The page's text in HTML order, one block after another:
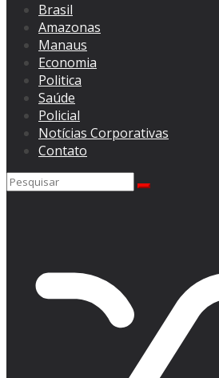
Brasil
Amazonas
Manaus
Economia
Politica
Saúde
Policial
Notícias Corporativas
Contato